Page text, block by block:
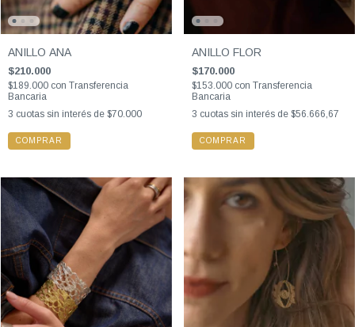
ANILLO ANA
$210.000
$189.000 con Transferencia
Bancaria
3 cuotas sin interés de $70.000
COMPRAR
ANILLO FLOR
$170.000
$153.000 con Transferencia
Bancaria
3 cuotas sin interés de $56.666,67
COMPRAR